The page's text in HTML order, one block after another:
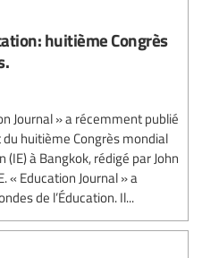
huitième Congrès
Journal » a récemment publié
huitième Congrès mondial
(IE) à Bangkok, rédigé par John
« Education Journal » a
de l’Éducation. Il...